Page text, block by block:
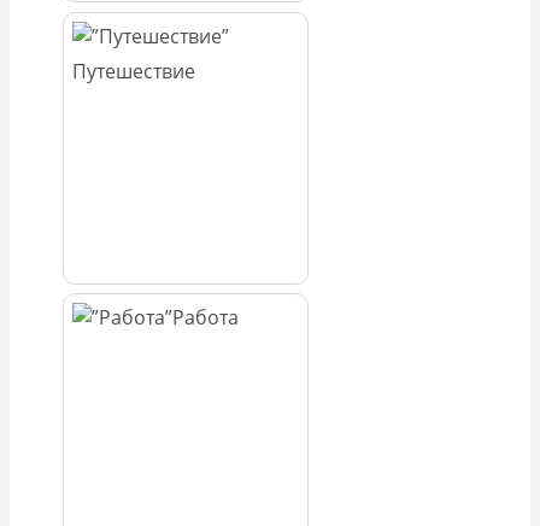
Путешествие
Работа